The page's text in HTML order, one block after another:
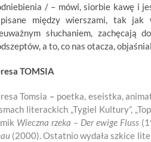
/ – mówi, siorbie kawę i
między wierszami, tak jak
słuchaniem, zachęcają
a to, co nas otacza,
TOMSIA
Tomsia – poetka, eseistka,
literackich „Tygiel Kultury”,
Wieczna rzeka – Der ewige Fluss
(2000). Ostatnio wydała szkice